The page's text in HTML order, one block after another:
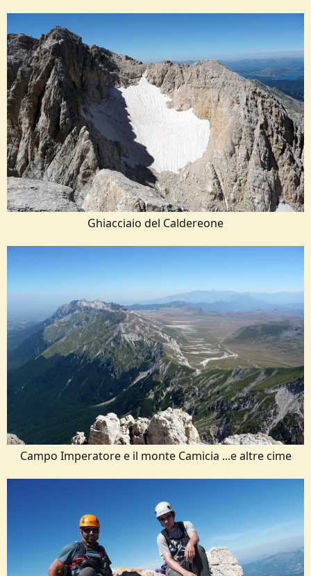
Ghiacciaio del Caldereone​
Campo Imperatore e il monte Camicia ...e altre cime​